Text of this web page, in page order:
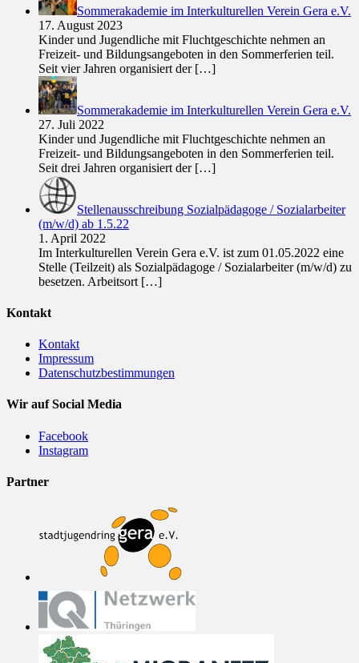
Sommerakademie im Interkulturellen Verein Gera e.V.
17. August 2023
Kinder und Jugendliche mit Fluchtgeschichte nehmen an
Freizeit- und Bildungsangeboten in den Sommerferien teil.
Seit vier Jahren organisiert der […]
Sommerakademie im Interkulturellen Verein Gera e.V.
27. Juli 2022
Kinder und Jugendliche mit Fluchtgeschichte nehmen an
Freizeit- und Bildungsangeboten in den Sommerferien teil.
Seit drei Jahren organisiert der […]
Stellenausschreibung Sozialpädagoge / Sozialarbeiter
(m/w/d) ab 1.5.22
1. April 2022
Im Interkulturellen Verein Gera e.V. ist zum 01.05.2022 eine
Stelle (Teilzeit) als Sozialpädagoge / Sozialarbeiter (m/w/d) zu
besetzen. Arbeitsort […]
Kontakt
Kontakt
Impressum
Datenschutzbestimmungen
Wir auf Social Media
Facebook
Instagram
Partner